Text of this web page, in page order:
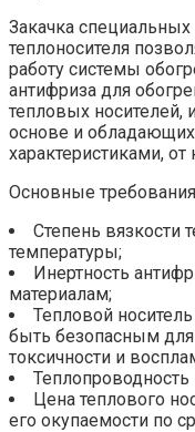
Закачка
теплоносителя
работу системы
антифриза для
тепловых носителей,
основе и
характеристиками,
Основные
Степень вязкости
температуры;
Инертность
материалам;
Тепловой
быть безопасным
токсичности и
Теплопроводность
Цена теплового
его окупаемости по